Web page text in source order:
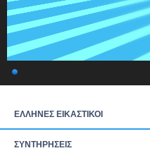
ΕΛΛΗΝΕΣ ΕΙΚΑΣΤΙΚΟΙ
ΣΥΝΤΗΡΗΣΕΙΣ